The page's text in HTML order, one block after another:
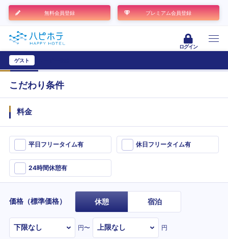
無料会員登録 プレミアム会員登録
ログイン
ゲスト
こだわり条件
料金
平日フリータイム有 休日フリータイム有
24時間休憩有
価格（標準価格） 休憩 宿泊
円〜 円